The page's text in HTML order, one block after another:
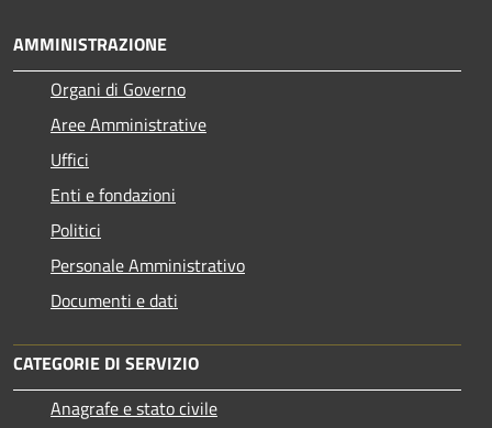
AMMINISTRAZIONE
Organi di Governo
Aree Amministrative
Uffici
Enti e fondazioni
Politici
Personale Amministrativo
Documenti e dati
CATEGORIE DI SERVIZIO
Anagrafe e stato civile